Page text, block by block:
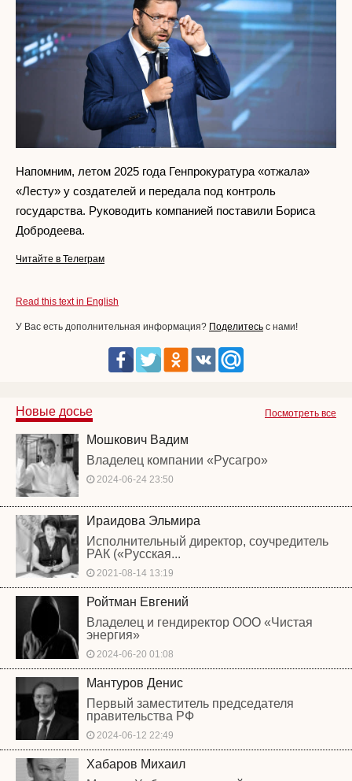
Напомним, летом 2025 года Генпрокуратура «отжала»
«Лесту» у создателей и передала под контроль
государства. Руководить компанией поставили Бориса
Добродеева.
Читайте в Телеграм
Read this text in English
У Вас есть дополнительная информация? Поделитесь с нами!
Посмотреть все
Новые досье
Мошкович Вадим
Владелец компании «Русагро»
2024-06-24 23:50
Ираидова Эльмира
Исполнительный директор, соучредитель
РАК («Русская...
2021-08-14 13:19
Ройтман Евгений
Владелец и гендиректор ООО «Чистая
энергия»
2024-06-20 01:08
Мантуров Денис
Первый заместитель председателя
правительства РФ
2024-06-12 22:49
Хабаров Михаил